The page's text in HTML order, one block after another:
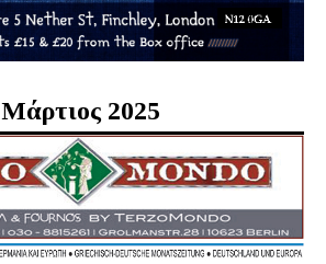
Μάρτιος 2025